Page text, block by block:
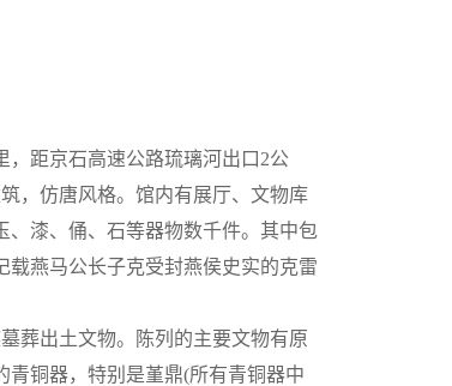
，距京石高速公路琉璃河出口2公
，仿唐风格。馆内有展厅、文物库
、漆、俑、石等器物数千件。其中包
载燕马公长子克受封燕侯史实的克雷
葬出土文物。陈列的主要文物有原
铜器，特别是堇鼎(所有青铜器中